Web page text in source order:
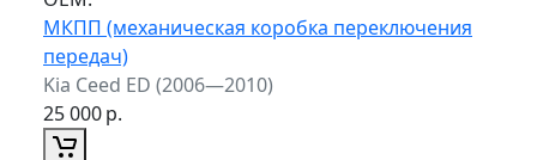
МКПП (механическая коробка переключения
передач)
Kia Ceed ED (2006—2010)
25 000р.